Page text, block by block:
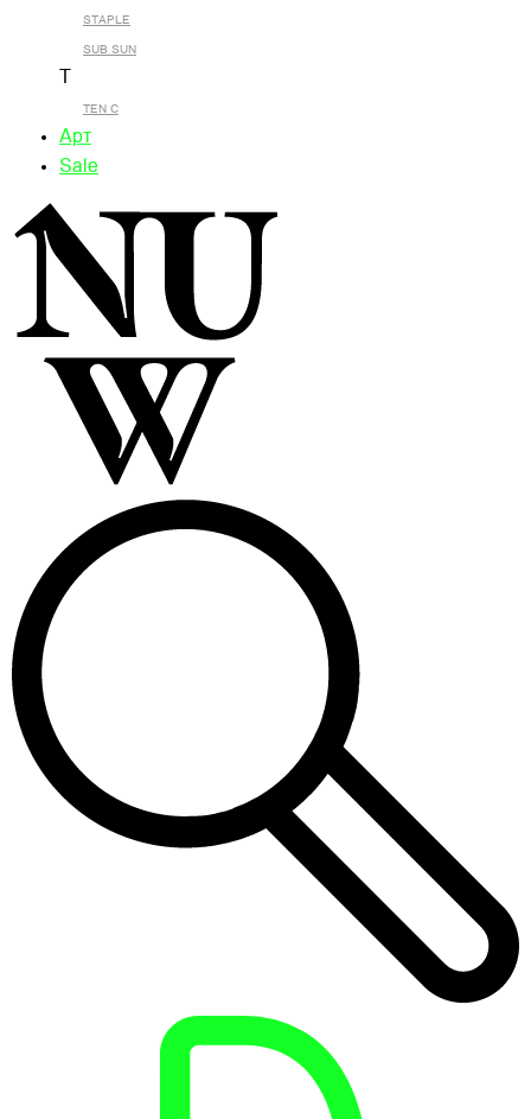
STAPLE
SUB SUN
TEN C
Арт
Sale